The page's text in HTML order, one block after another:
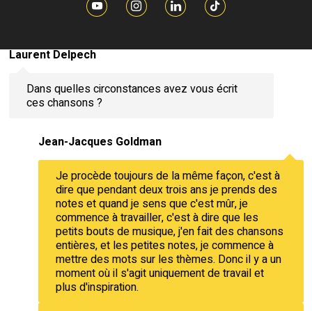
à ces pieds.
Laurent Delpech
Dans quelles circonstances avez vous écrit
ces chansons ?
Jean-Jacques Goldman
Je procède toujours de la même façon, c'est à
dire que pendant deux trois ans je prends des
notes et quand je sens que c'est mûr, je
commence à travailler, c'est à dire que les
petits bouts de musique, j'en fait des chansons
entières, et les petites notes, je commence à
mettre des mots sur les thèmes. Donc il y a un
moment où il s'agit uniquement de travail et
plus d'inspiration.